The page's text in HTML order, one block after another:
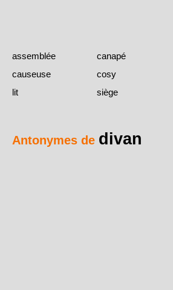
assemblée
canapé
causeuse
cosy
lit
siège
Antonymes de divan